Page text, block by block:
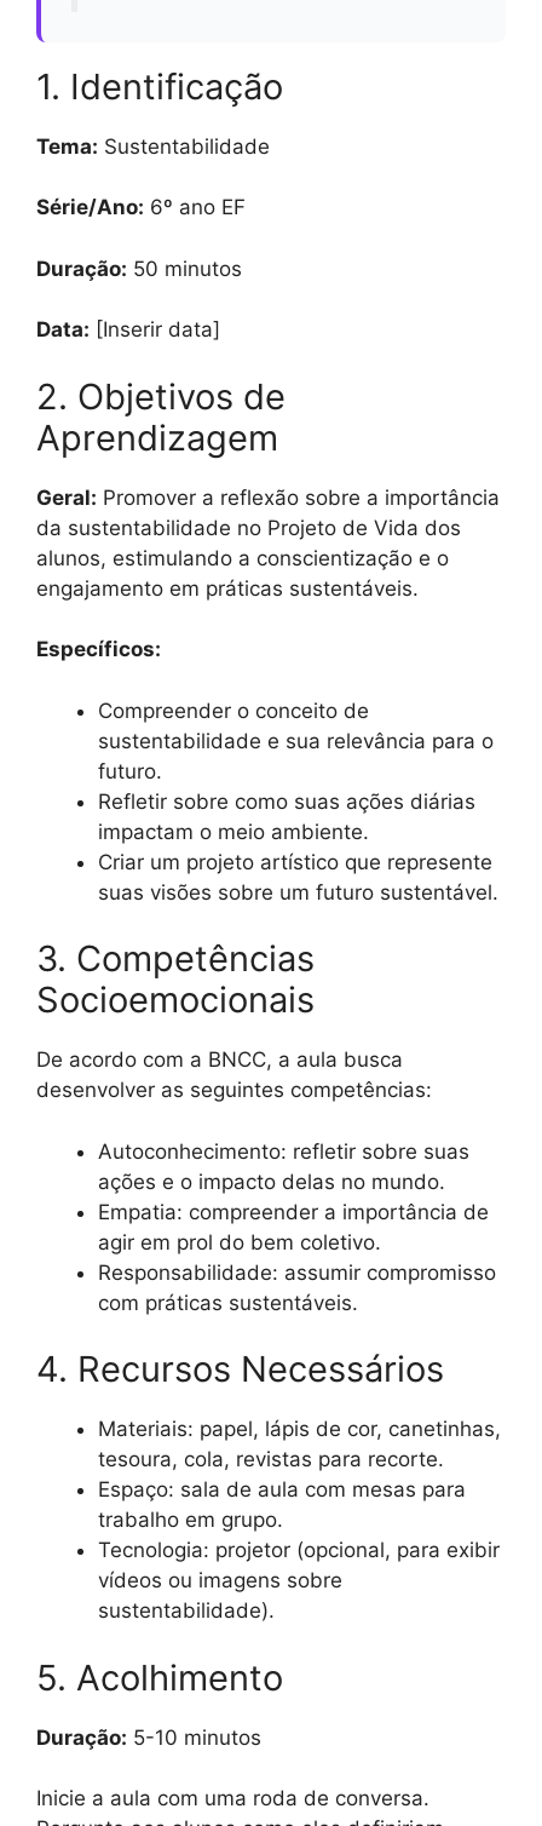
1. Identificação
Tema: Sustentabilidade
Série/Ano: 6º ano EF
Duração: 50 minutos
Data: [Inserir data]
2. Objetivos de
Aprendizagem
Geral: Promover a reflexão sobre a importância
da sustentabilidade no Projeto de Vida dos
alunos, estimulando a conscientização e o
engajamento em práticas sustentáveis.
Específicos:
Compreender o conceito de
sustentabilidade e sua relevância para o
futuro.
Refletir sobre como suas ações diárias
impactam o meio ambiente.
Criar um projeto artístico que represente
suas visões sobre um futuro sustentável.
3. Competências
Socioemocionais
De acordo com a BNCC, a aula busca
desenvolver as seguintes competências:
Autoconhecimento: refletir sobre suas
ações e o impacto delas no mundo.
Empatia: compreender a importância de
agir em prol do bem coletivo.
Responsabilidade: assumir compromisso
com práticas sustentáveis.
4. Recursos Necessários
Materiais: papel, lápis de cor, canetinhas,
tesoura, cola, revistas para recorte.
Espaço: sala de aula com mesas para
trabalho em grupo.
Tecnologia: projetor (opcional, para exibir
vídeos ou imagens sobre
sustentabilidade).
5. Acolhimento
Duração: 5-10 minutos
Inicie a aula com uma roda de conversa.